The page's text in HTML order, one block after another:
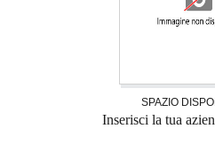
SPAZIO
Inserisci la tua